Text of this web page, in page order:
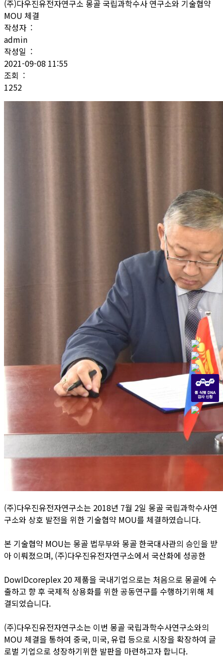
(주)다우진유전자연구소 몽골 국립과학수사 연구소와 기술협약
MOU 체결
작성자 :
admin
작성일 :
2021-09-08 11:55
조회 :
1252
(주)다우진유전자연구소는 2018년 7월 2일 몽골 국립과학수사연
구소와 상호 발전을 위한 기술협약 MOU를 체결하였습니다.
본 기술협약 MOU는 몽골 법무부와 몽골 한국대사관의 승인을 받
아 이뤄졌으며, (주)다우진유전자연구소에서 국산화에 성공한
DowIDcoreplex 20 제품을 국내기업으로는 처음으로 몽골에 수
출하고 향 후 국제적 상용화를 위한 공동연구를 수행하기위해 체
결되었습니다.
(주)다우진유전자연구소는 이번 몽골 국립과학수사연구소와의
MOU 체결을 통하여 중국, 미국, 유럽 등으로 시장을 확장하여 글
로벌 기업으로 성장하기위한 발판을 마련하고자 합니다.